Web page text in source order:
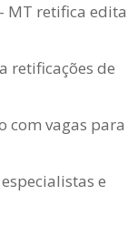
MT retifica
retificações de
com vagas para
e